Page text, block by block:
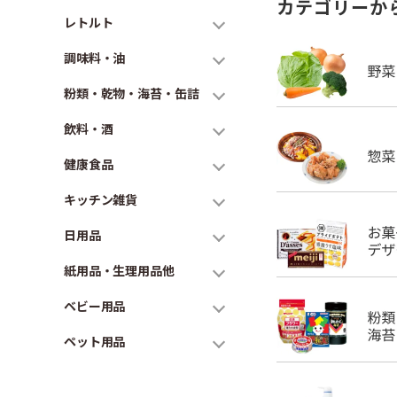
レトルト
調味料・油
粉類・乾物・海苔・缶詰
飲料・酒
健康食品
キッチン雑貨
日用品
紙用品・生理用品他
ベビー用品
ペット用品
カテゴリーか